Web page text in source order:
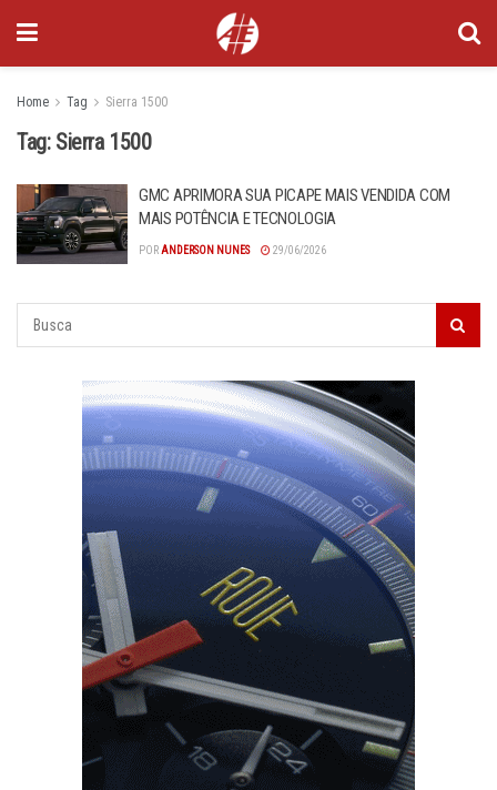
Home Tag Sierra 1500
Tag: Sierra 1500
GMC APRIMORA SUA PICAPE MAIS VENDIDA COM
MAIS POTÊNCIA E TECNOLOGIA
POR ANDERSON NUNES 29/06/2026